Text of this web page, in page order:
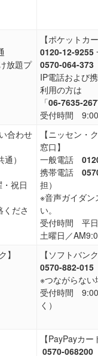
放題プ
【ポケットカ
0120-12-9255
0570-064-373
IP電話および
利用の方は
「06-7635-
受付時間
合わせ
）
祝日
ださ
【ニッセン・
窓口】
一般電話
携帯電話
担）
※音声ガイダン
い。
受付時間 平
土曜日／
】
【ソフトバン
0570-882-015
※つながらない
受付時間
く）
【PayPayカ
0570-068200